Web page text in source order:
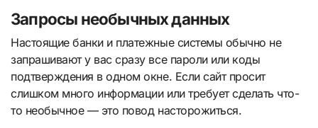
Запросы необычных данных
Настоящие банки и платежные системы обычно не
запрашивают у вас сразу все пароли или коды
подтверждения в одном окне. Если сайт просит
слишком много информации или требует сделать что-
то необычное — это повод насторожиться.